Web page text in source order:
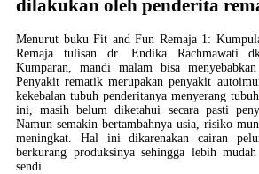
dilakukan oleh penderita
Menurut buku Fit and Fun Remaja 1:
Remaja tulisan dr. Endika Rachmawati
Kumparan, mandi malam bisa
Penyakit rematik merupakan penyakit
kekebalan tubuh penderitanya menyerang
ini, masih belum diketahui secara pasti
Namun semakin bertambahnya usia, risiko
meningkat. Hal ini dikarenakan cairan
berkurang produksinya sehingga lebih mudah
sendi.